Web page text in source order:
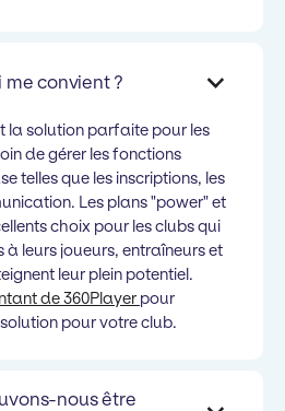
convient ?
la solution parfaite pour les
de gérer les fonctions
telles que les inscriptions, les
Les plans "power" et
choix pour les clubs qui
à leurs joueurs, entraîneurs et
leur plein potentiel.
de 360Player pour
pour votre club.
nous être